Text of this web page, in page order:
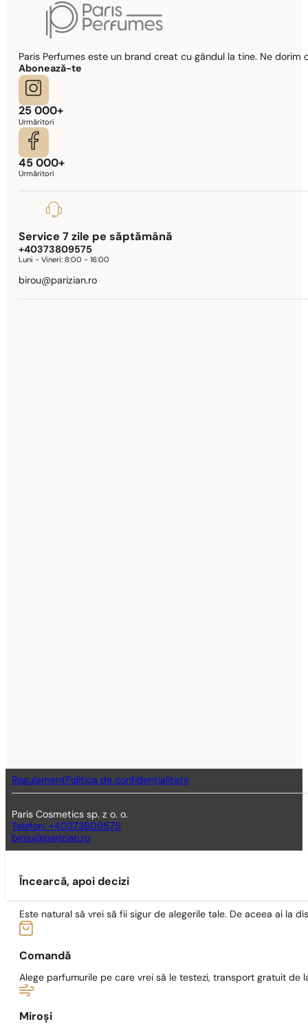
Paris Perfumes este un brand creat cu gândul la tine. Ne
Abonează-te
25 000+
Urmăritori
45 000+
Urmăritori
Service 7 zile pe săptămână
+40373809575
Luni - Vineri:8:00 - 16:00
birou@parizian.ro
Regulament Politica de confidențialitate
Paris Cosmetics sp. z o. o.
Telefon: +40373809575
birou@parizian.ro
Încearcă, apoi decizi
Este natural să vrei să fii sigur de alegerile tale. De aceea ai la
Comandă
Alege parfumurile pe care vrei să le testezi, transport gratuit de
Miroși